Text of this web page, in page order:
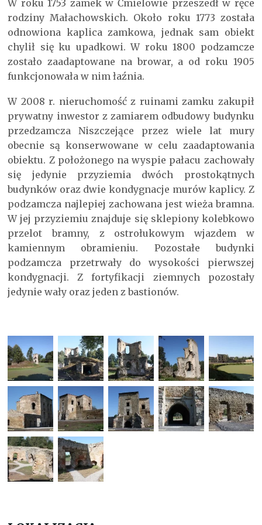
W roku 1753 zamek w Ćmielowie przeszedł w ręce
rodziny Małachowskich. Około roku 1773 została
odnowiona kaplica zamkowa, jednak sam obiekt
chylił się ku upadkowi. W roku 1800 podzamcze
zostało zaadaptowane na browar, a od roku 1905
funkcjonowała w nim łaźnia.
W 2008 r. nieruchomość z ruinami zamku zakupił
prywatny inwestor z zamiarem odbudowy budynku
przedzamcza Niszczejące przez wiele lat mury
obecnie są konserwowane w celu zaadaptowania
obiektu. Z położonego na wyspie pałacu zachowały
się jedynie przyziemia dwóch prostokątnych
budynków oraz dwie kondygnacje murów kaplicy. Z
podzamcza najlepiej zachowana jest wieża bramna.
W jej przyziemiu znajduje się sklepiony kolebkowo
przelot bramny, z ostrołukowym wjazdem w
kamiennym obramieniu. Pozostałe budynki
podzamcza przetrwały do wysokości pierwszej
kondygnacji. Z fortyfikacji ziemnych pozostały
jedynie wały oraz jeden z bastionów.